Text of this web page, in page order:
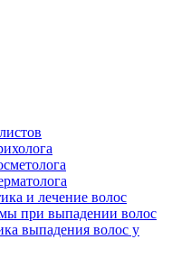
и лечение волос
при выпадении волос
выпадения волос у